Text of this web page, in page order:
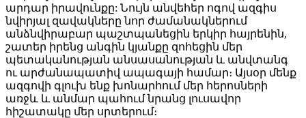
արդար իրավունքը: Նույն անվեհեր ոգով ազգիս
նվիրյալ զավակները նոր ժամանակներում
անձնվիրաբար պաշտպանեցին երկիր հայրենին,
շատեր իրենց անգին կյանքը զոհեցին մեր
պետականության անսասանության և անվտանգ
ու արժանապատիվ ապագայի համար։ Այսօր մենք
ազգովի գլուխ ենք խոնարհում մեր հերոսների
առջև և անմար պահում նրանց լուսավոր
հիշատակը մեր սրտերում։